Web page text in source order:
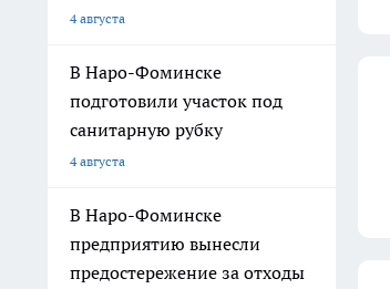
4 августа
В Наро-Фоминске
подготовили участок под
санитарную рубку
4 августа
В Наро-Фоминске
предприятию вынесли
предостережение за отходы